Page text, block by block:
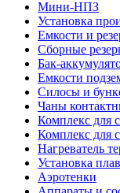
Мини-НПЗ
Установка
Емкости и
Сборные
Бак-
Емкости
Силосы и
Чаны
Комплекс для
Комплекс для
Нагреватель
Установка
Аэротенки